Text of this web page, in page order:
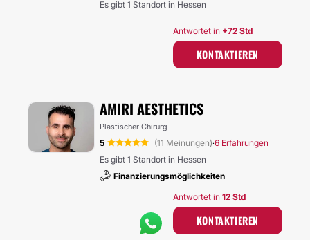
Es gibt 1 Standort in Hessen
Antwortet in +72 Std
KONTAKTIEREN
AMIRI AESTHETICS
Plastischer Chirurg
5 (11 Meinungen)·6 Erfahrungen
Es gibt 1 Standort in Hessen
Finanzierungsmöglichkeiten
Antwortet in 12 Std
KONTAKTIEREN